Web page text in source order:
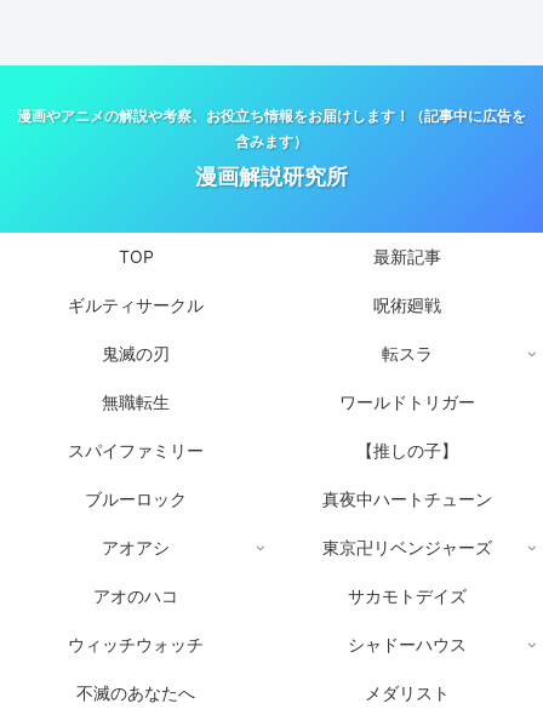
漫画やアニメの解説や考察、お役立ち情報をお届けします！（記事中に広告を
含みます）
漫画解説研究所
TOP 最新記事
ギルティサークル 呪術廻戦
鬼滅の刃 転スラ
無職転生 ワールドトリガー
スパイファミリー 【推しの子】
ブルーロック 真夜中ハートチューン
アオアシ 東京卍リベンジャーズ
アオのハコ サカモトデイズ
ウィッチウォッチ シャドーハウス
不滅のあなたへ メダリスト